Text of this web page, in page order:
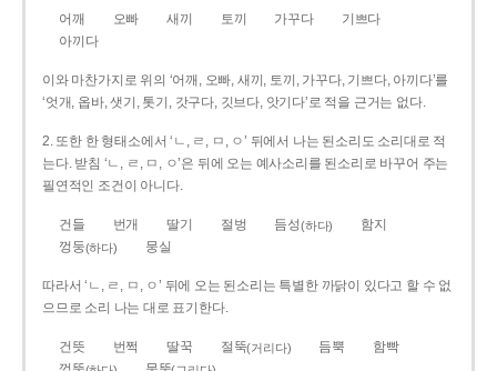
어깨 오빠 새끼 토끼 가꾸다
기쁘다
아끼다
이와 마찬가지로 위의 ‘어깨, 오빠, 새끼, 토끼, 가꾸다, 기쁘다, 아끼다’를
‘엇개, 옵바, 샛기, 톳기, 갓구다, 깃브다, 앗기다’로 적을 근거는 없다.
2. 또한 한 형태소에서 ‘ㄴ, ㄹ, ㅁ, ㅇ’ 뒤에서 나는 된소리도 소리대로 적
는다. 받침 ‘ㄴ, ㄹ, ㅁ, ㅇ’은 뒤에 오는 예사소리를 된소리로 바꾸어 주는
필연적인 조건이 아니다.
건들 번개 딸기 절벙 듬성(하다)
함지
껑둥(하다) 뭉실
따라서 ‘ㄴ, ㄹ, ㅁ, ㅇ’ 뒤에 오는 된소리는 특별한 까닭이 있다고 할 수 없
으므로 소리 나는 대로 표기한다.
건뜻 번쩍 딸꾹 절뚝(거리다) 듬뿍
함빡